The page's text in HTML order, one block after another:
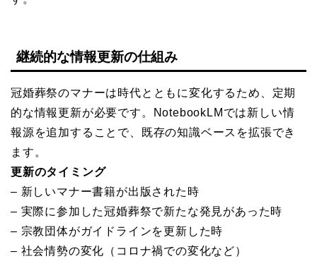
継続的な情報更新の仕組み
冠婚葬祭のマナーは時代とともに変化するため、定期
的な情報更新が必要です。NotebookLMでは新しい情
報源を追加することで、既存の知識ベースを拡張でき
ます。
更新のタイミング
– 新しいマナー書籍が出版された時
– 実際に参加した冠婚葬祭で新たな発見があった時
– 宗教団体がガイドラインを更新した時
– 社会情勢の変化（コロナ禍での変化など）